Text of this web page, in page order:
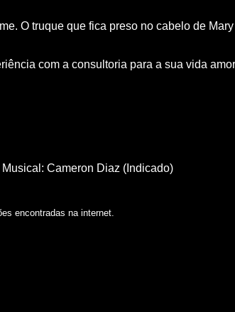
O truque que fica preso no cabelo de
com a consultoria para a sua vida
Cameron Diaz (Indicado)
encontradas na internet.